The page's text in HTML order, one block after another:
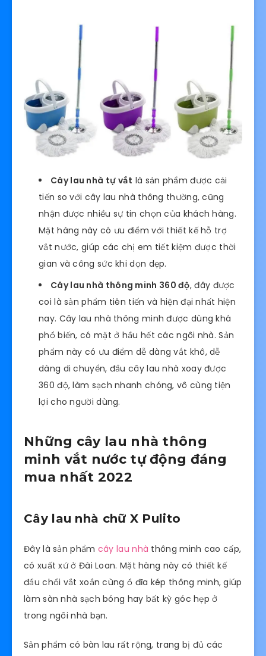
Cây lau nhà tự vắt là sản phẩm được cải
tiến so với cây lau nhà thông thường, cũng
nhận được nhiều sự tin chọn của khách hàng.
Mặt hàng này có ưu điểm với thiết kế hỗ trợ
vắt nước, giúp các chị em tiết kiệm được thời
gian và công sức khi dọn dẹp.
Cây lau nhà thông minh 360 độ, đây được
coi là sản phẩm tiên tiến và hiện đại nhất hiện
nay. Cây lau nhà thông minh được dùng khá
phổ biến, có mặt ở hầu hết các ngôi nhà. Sản
phẩm này có ưu điểm dễ dàng vắt khô, dễ
dàng di chuyển, đầu cây lau nhà xoay được
360 độ, làm sạch nhanh chóng, vô cùng tiện
lợi cho người dùng.
Những cây lau nhà thông
minh vắt nước tự động đáng
mua nhất 2022
Cây lau nhà chữ X Pulito
Đây là sản phẩm cây lau nhà thông minh cao cấp,
có xuất xứ ở Đài Loan. Mặt hàng này có thiết kế
đầu chổi vắt xoắn cùng ổ đĩa kép thông minh, giúp
làm sàn nhà sạch bóng hay bất kỳ góc hẹp ở
trong ngôi nhà bạn.
Sản phẩm có bàn lau rất rộng, trang bị đủ các